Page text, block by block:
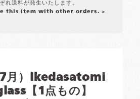
れ送料が発生いたします。
this item with other orders. >
7月）Ikedasatomi
【1点もの】